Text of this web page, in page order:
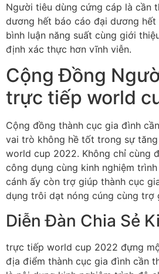
Người tiêu dùng cứng cáp là cần
dương hết báo cáo đại dương
bình luận năng suất cùng giới
định xác thực hơn vĩnh viễn.
Cộng Đồng
trực tiếp world
Cộng đồng thành cục gia đình
vai trò không hề tốt trong sự
world cup 2022. Không chỉ cùng
công dụng cùng kinh nghiệm
cánh ấy còn trợ giúp thành cục
dụng trôi dạt nóng cúng cùng trợ
Diễn Đàn Chia Sẻ
trực tiếp world cup 2022 đựng
địa điểm thành cục gia đình cần